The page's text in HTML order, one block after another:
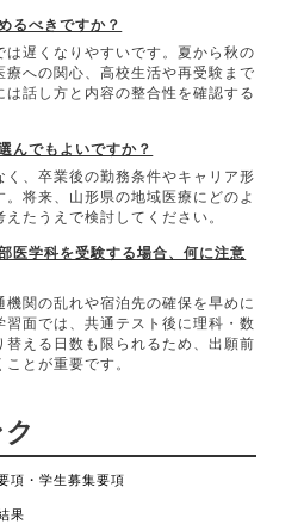
るべきですか？
遅くなりやすいです。夏から秋の
への関心、高校生活や再受験まで
話し方と内容の整合性を確認する
んでもよいですか？
、卒業後の勤務条件やキャリア形
将来、山形県の地域医療にどのよ
たうえで検討してください。
医学科を受験する場合、何に注意
関の乱れや宿泊先の確保を早めに
面では、共通テスト後に理科・数
える日数も限られるため、出願前
とが重要です。
項・学生募集要項
果